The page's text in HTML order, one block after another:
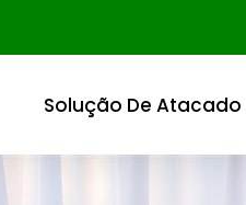
Solução De Atacado